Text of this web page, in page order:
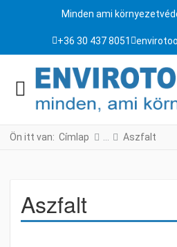
Minden ami
+36 30 437 8051
Ön itt van: Címlap Aszfalt
Aszfalt